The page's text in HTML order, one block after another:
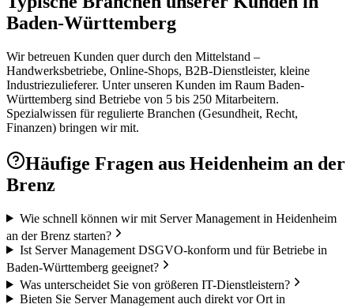
Baden-Württemberg
Wir betreuen Kunden quer durch den Mittelstand –
Handwerksbetriebe, Online-Shops, B2B-Dienstleister, kleine
Industriezulieferer. Unter unseren Kunden im Raum Baden-
Württemberg sind Betriebe von 5 bis 250 Mitarbeitern.
Spezialwissen für regulierte Branchen (Gesundheit, Recht,
Finanzen) bringen wir mit.
Häufige Fragen aus Heidenheim an der
Brenz
Wie schnell können wir mit Server Management in Heidenheim
an der Brenz starten?
Ist Server Management DSGVO-konform und für Betriebe in
Baden-Württemberg geeignet?
Was unterscheidet Sie von größeren IT-Dienstleistern?
Bieten Sie Server Management auch direkt vor Ort in